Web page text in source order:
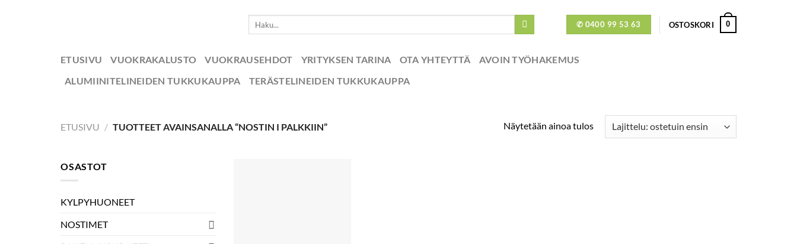
✆ 0400 99 53 63 OSTOSKORI 0
ETUSIVU VUOKRAKALUSTO VUOKRAUSEHDOT YRITYKSEN TARINA OTA YHTEYTTÄ
AVOIN TYÖHAKEMUS
ALUMIINITELINEIDEN TUKKUKAUPPA
TERÄSTELINEIDEN TUKKUKAUPPA
ETUSIVU / TUOTTEET AVAINSANALLA “NOSTIN I PALKKIIN” Näytetään ainoa tulos
OSASTOT
KYLPYHUONEET
NOSTIMET